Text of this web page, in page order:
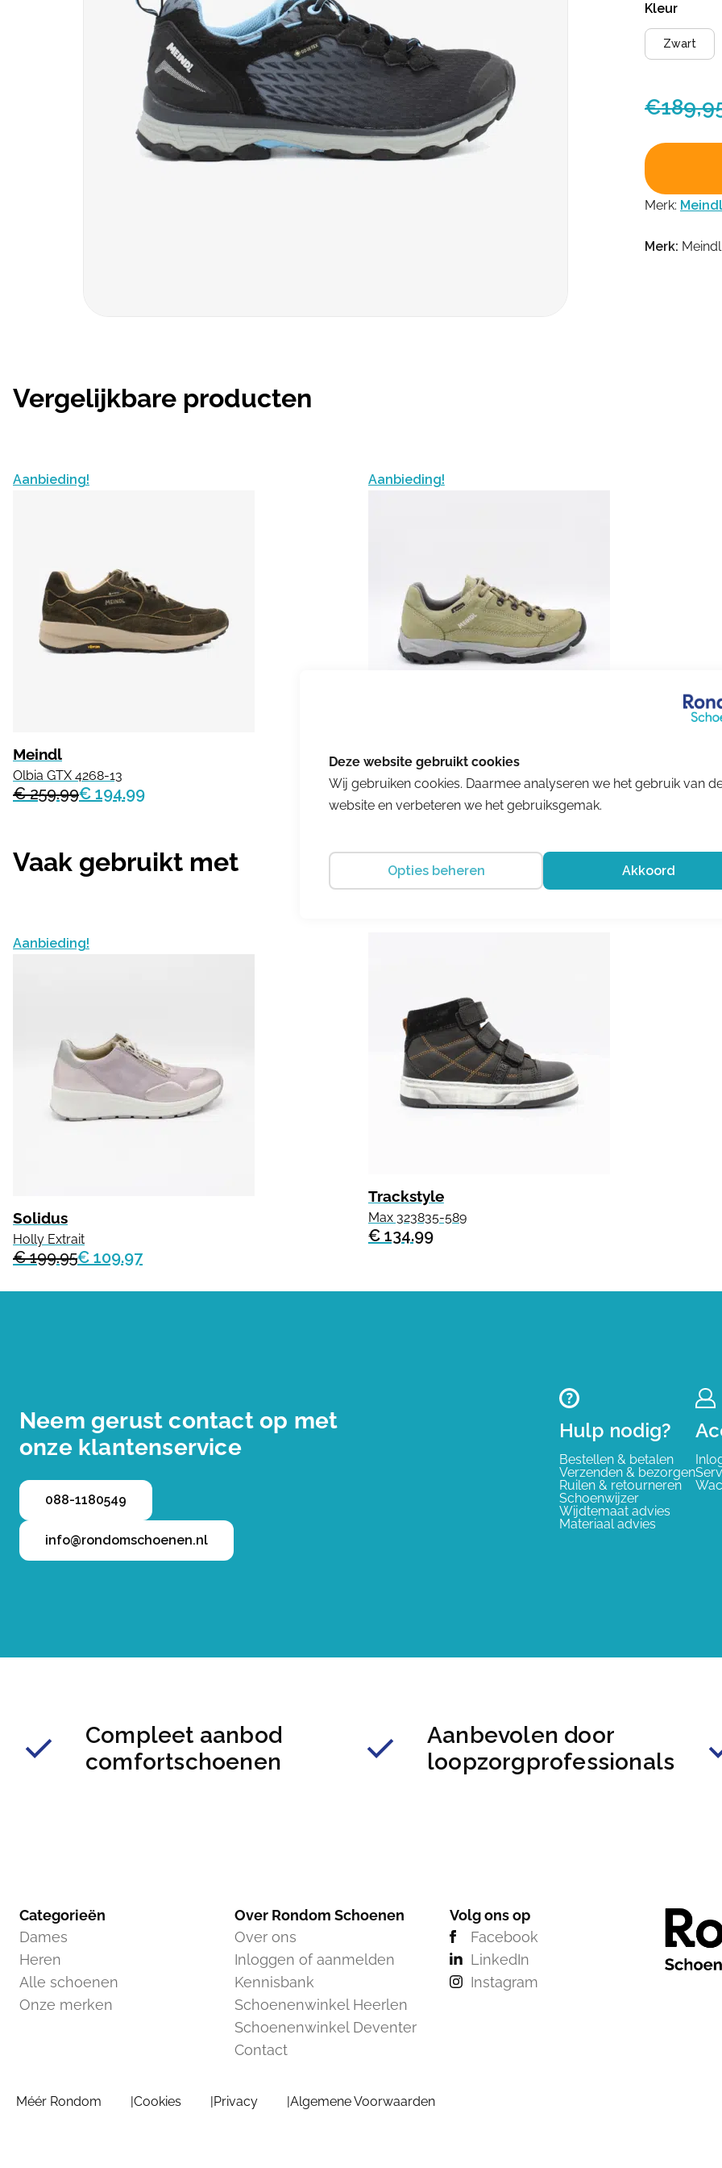
Kleur
Zwart
€
Merk: Meindl
Merk: Meindl
Vergelijkbare producten
Aanbieding!
Meindl
Olbia GTX 4268-13
€ 259.99€ 194.99
Aanbieding!
Meindl
Atlanta Lady GTX Schilf
€ 214.90€ 161.18
Vaak gebruikt met
Aanbieding!
Solidus
Holly Extrait
€ 199.95€ 109.97
Trackstyle
Max 323835-589
€ 134.99
Neem gerust contact op met
onze klantenservice
088-1180549
info@rondomschoenen.nl
Hulp nodig?
Bestellen & betalen
Verzenden & bezorgen
Ruilen & retourneren
Schoenwijzer
Wijdtemaat advies
Materiaal advies
Compleet aanbod
comfortschoenen
Aanbevolen door
loopzorgprofessionals
Categorieën
Dames
Heren
Alle schoenen
Onze merken
Over Rondom Schoenen
Over ons
Inloggen of aanmelden
Kennisbank
Schoenenwinkel Heerlen
Schoenenwinkel Deventer
Contact
Volg ons op
Facebook
LinkedIn
Instagram
Méér Rondom Cookies Privacy Algemene Voorwaarden
Wij gebruiken cookies. Daarmee analyseren we het gebruik van
website en verbeteren we het gebruiksgemak.
Opties beheren Akkoord